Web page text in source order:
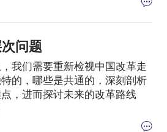
问题
我们需要重新检视中国改革走
的，哪些是共通的，深刻剖析
，进而探讨未来的改革路线